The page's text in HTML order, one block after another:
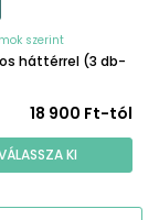
szerint
háttérrel (3 db-
18 900 Ft-tól
KI